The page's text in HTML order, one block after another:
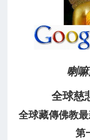
喇
全球慈
全球藏傳佛教
第